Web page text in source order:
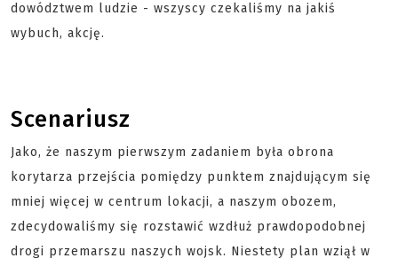
dowództwem ludzie - wszyscy czekaliśmy na jakiś
wybuch, akcję.
Scenariusz
Jako, że naszym pierwszym zadaniem była obrona
korytarza przejścia pomiędzy punktem znajdującym się
mniej więcej w centrum lokacji, a naszym obozem,
zdecydowaliśmy się rozstawić wzdłuż prawdopodobnej
drogi przemarszu naszych wojsk. Niestety plan wziął w